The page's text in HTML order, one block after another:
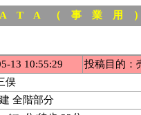
T A （ 事 業 用
13 10:55:29
投稿目的：
俣
全階部分